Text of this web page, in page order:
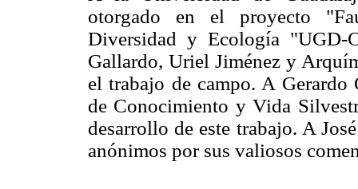
otorgado en el proyecto
Diversidad y Ecología "UGD-
Gallardo, Uriel Jiménez y
el trabajo de campo. A
de Conocimiento y Vida
desarrollo de este trabajo. A
anónimos por sus valiosos